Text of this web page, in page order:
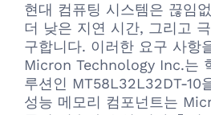
현대 컴퓨팅 시스템은 끊임
더 낮은 지연 시간, 그리고
구합니다. 이러한 요구 사항
Micron Technology Inc.는
루션인 MT58L32L32DT-10
성능 메모리 컴포넌트는